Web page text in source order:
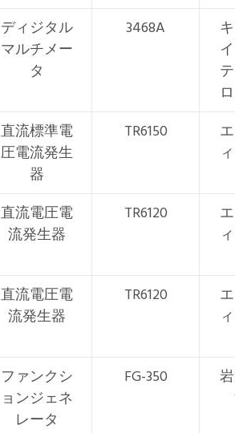
ディジタル
マルチメー
タ
3468A
直流標準電
圧電流発生
器
TR6150
直流電圧電
流発生器
TR6120
直流電圧電
流発生器
TR6120
ファンクシ
ョンジェネ
レータ
FG-350